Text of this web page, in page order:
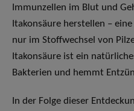
Immunzellen im Blut und
Itakonsäure herstellen –
nur im Stoffwechsel von
Itakonsäure ist ein
Bakterien und hemmt
In der Folge dieser